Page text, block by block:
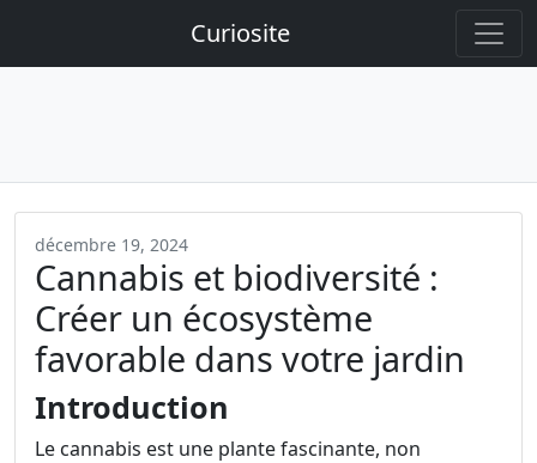
Curiosite
décembre 19, 2024
Cannabis et biodiversité :
Créer un écosystème
favorable dans votre jardin
Introduction
Le cannabis est une plante fascinante, non